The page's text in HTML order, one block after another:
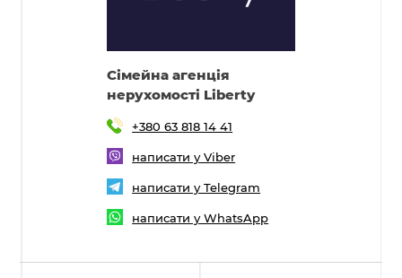
Cімейна агенція
нерухомості Liberty
+380 63 818 14 41
написати у Viber
написати у Telegram
написати у WhatsApp